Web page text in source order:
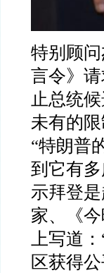
特别顾
言令》
止总统
未有的限
“特朗普
到它有
示拜登
家、《
上写道：
区获得公